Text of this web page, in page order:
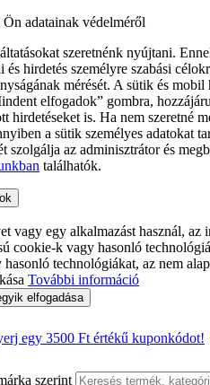
adatainak védelméről
szeretnénk nyújtani.
és hirdetés személyre szabási
mérését. A sütik és
elfogadok” gombra,
hirdetéseket is. Ha nem szeretné
a sütik személyes adatokat
szolgálja az adminisztrátor és
találhatók.
vagy egy alkalmazást használ,
cookie-k vagy hasonló
technológiákat, az nem
További információ
elfogadása
egy 3500 Ft értékű kuponkódot!
szerint